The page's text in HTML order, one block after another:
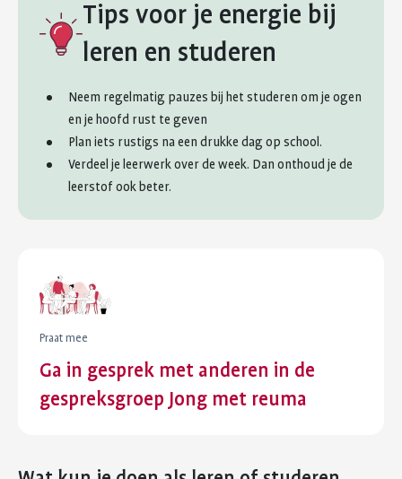
Tips voor je energie bij
leren en studeren
Neem regelmatig pauzes bij het studeren om je ogen
en je hoofd rust te geven
Plan iets rustigs na een drukke dag op school.
Verdeel je leerwerk over de week. Dan onthoud je de
leerstof ook beter.
Praat mee
Ga in gesprek met anderen in de
gespreksgroep Jong met reuma